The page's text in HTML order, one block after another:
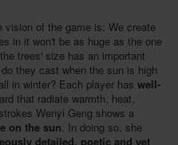
of the game is: We create
in it won't be as huge as the one
trees' size has an important
do they cast when the sun is high
in winter? Each player has well-
that radiate warmth, heat,
Wenyi Geng shows a
on the sun. In doing so, she
detailed, poetic and yet